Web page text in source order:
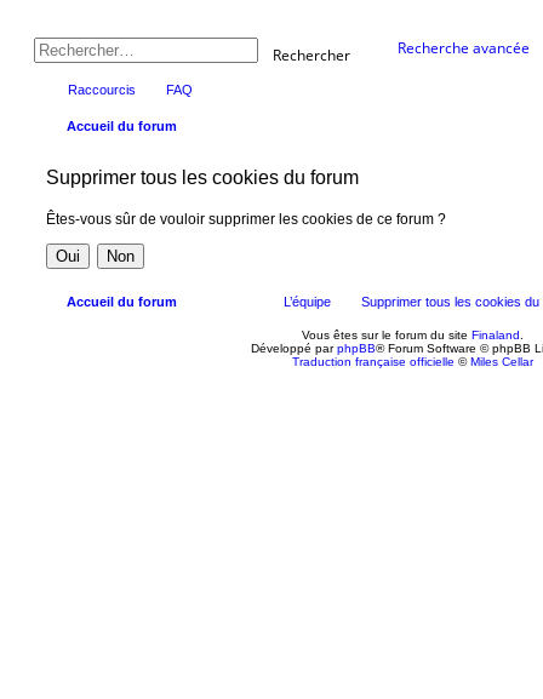
Rechercher Recherche avancée
Raccourcis FAQ
Accueil du forum
Supprimer tous les cookies du forum
Êtes-vous sûr de vouloir supprimer les cookies de ce forum ?
Accueil du forum Supprimer tous les cookies du
L’équipe
Vous êtes sur le forum du site Finaland
Développé parphpBB® Forum Software © phpBB
Traduction française officielle ©Miles Cellar